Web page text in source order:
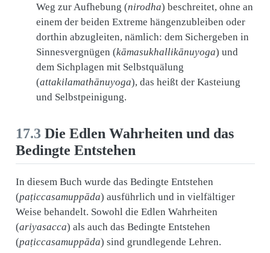
Weg zur Aufhebung (nirodha) beschreitet, ohne an
einem der beiden Extreme hängenzubleiben oder
dorthin abzugleiten, nämlich: dem Sichergeben in
Sinnesvergnügen (kāmasukhallikānuyoga) und
dem Sichplagen mit Selbstquälung
(attakilamathānuyoga), das heißt der Kasteiung
und Selbstpeinigung.
17.3 Die Edlen Wahrheiten und das
Bedingte Entstehen
In diesem Buch wurde das Bedingte Entstehen
(paṭiccasamuppāda) ausführlich und in vielfältiger
Weise behandelt. Sowohl die Edlen Wahrheiten
(ariyasacca) als auch das Bedingte Entstehen
(paṭiccasamuppāda) sind grundlegende Lehren.